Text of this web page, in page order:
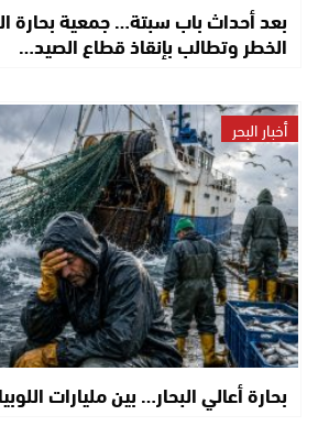
بعد أحداث باب سبتة… جمعية
الخطر وتطالب بإنقاذ قطاع الصيد…
أخبار البحر
بحارة أعالي البحار… بين مليارات